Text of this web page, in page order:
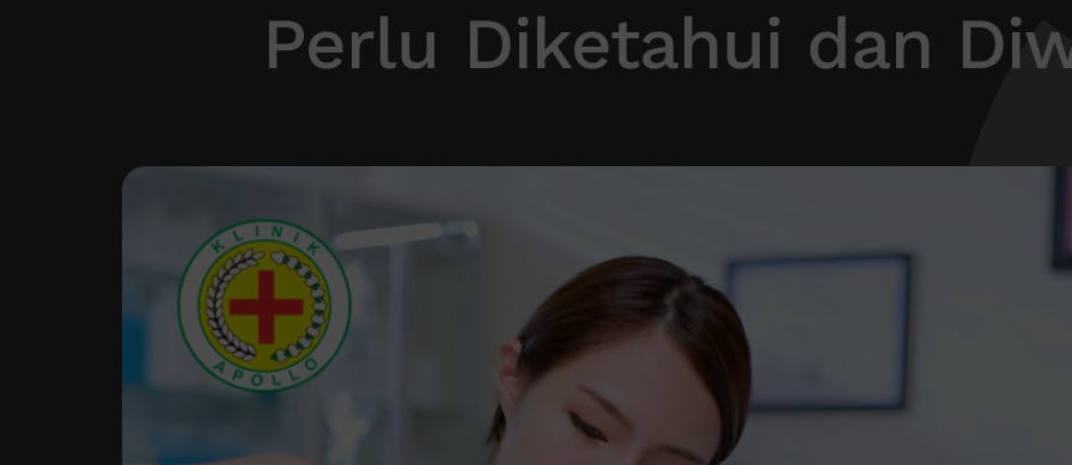
Perlu Diketahui dan